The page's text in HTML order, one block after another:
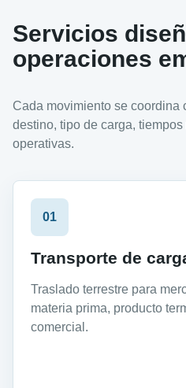
Servicios
operaciones
Cada movimiento se coordina
destino, tipo de carga,
operativas.
01
Transporte de
Traslado terrestre para
materia prima, producto
comercial.